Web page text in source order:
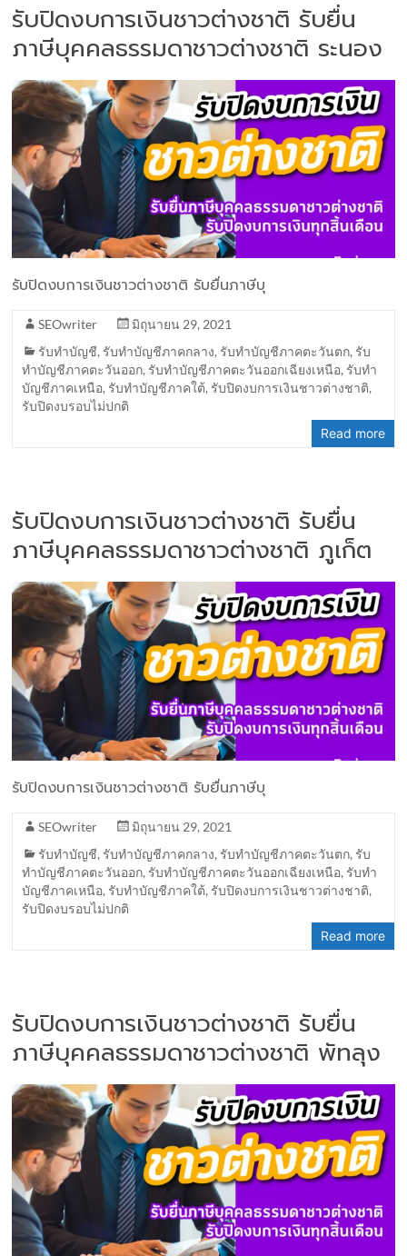
รับปิดงบการเงินชาวต่างชาติ รับยื่น
ภาษีบุคคลธรรมดาชาวต่างชาติ ระนอง
รับปิดงบการเงินชาวต่างชาติ รับยื่นภาษีบุ
SEOwriter
มิถุนายน 29, 2021
รับทำบัญชี, รับทำบัญชีภาคกลาง, รับทำบัญชีภาคตะวันตก, รับ
ทำบัญชีภาคตะวันออก, รับทำบัญชีภาคตะวันออกเฉียงเหนือ, รับทำ
บัญชีภาคเหนือ, รับทำบัญชีภาคใต้, รับปิดงบการเงินชาวต่างชาติ,
รับปิดงบรอบไม่ปกติ
Read more
รับปิดงบการเงินชาวต่างชาติ รับยื่น
ภาษีบุคคลธรรมดาชาวต่างชาติ ภูเก็ต
รับปิดงบการเงินชาวต่างชาติ รับยื่นภาษีบุ
SEOwriter
มิถุนายน 29, 2021
รับทำบัญชี, รับทำบัญชีภาคกลาง, รับทำบัญชีภาคตะวันตก, รับ
ทำบัญชีภาคตะวันออก, รับทำบัญชีภาคตะวันออกเฉียงเหนือ, รับทำ
บัญชีภาคเหนือ, รับทำบัญชีภาคใต้, รับปิดงบการเงินชาวต่างชาติ,
รับปิดงบรอบไม่ปกติ
Read more
รับปิดงบการเงินชาวต่างชาติ รับยื่น
ภาษีบุคคลธรรมดาชาวต่างชาติ พัทลุง